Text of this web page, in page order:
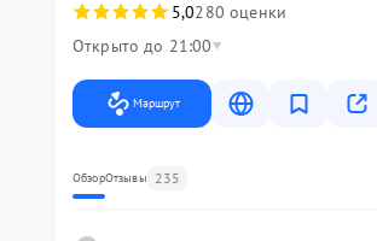
5,0280 оценки
Открыто до 21:00
Маршрут
ОбзорОтзывы 235